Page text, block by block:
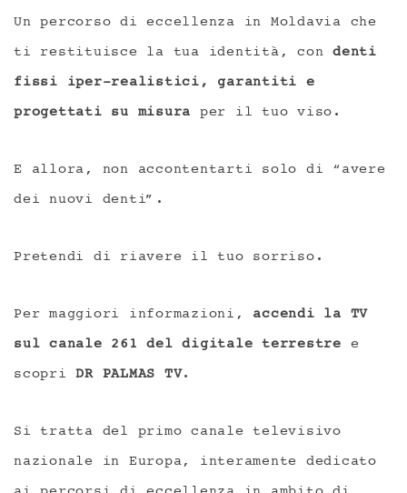
Un percorso di eccellenza in Moldavia che
ti restituisce la tua identità, con denti
fissi iper-realistici, garantiti e
progettati su misura per il tuo viso.
E allora, non accontentarti solo di “avere
dei nuovi denti”.
Pretendi di riavere il tuo sorriso.
Per maggiori informazioni, accendi la TV
sul canale 261 del digitale terrestre e
scopriDR PALMAS TV.
Si tratta del primo canale televisivo
nazionale in Europa, interamente dedicato